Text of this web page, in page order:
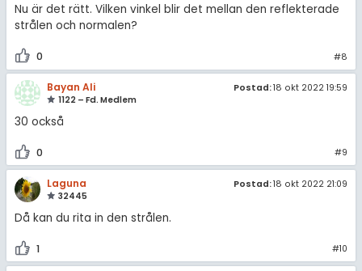
Nu är det rätt. Vilken vinkel blir det mellan den reflekterade
strålen och normalen?
0 #8
Bayan Ali
1122 – Fd. Medlem
Postad:18 okt 2022 19:59
30 också
0 #9
Laguna
32445
Postad:18 okt 2022 21:09
Då kan du rita in den strålen.
1 #10